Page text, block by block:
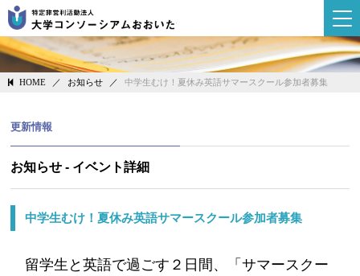
大学コンソーシ
更新情報
HOME ／ お知らせ ／ 中学生むけ！夏休み英語サマースクール参加者募集
お知らせ - イベント詳細
中学生むけ！夏休み英語サマースクール参加者募集
留学生と英語で過ごす２日間、「サマースクー